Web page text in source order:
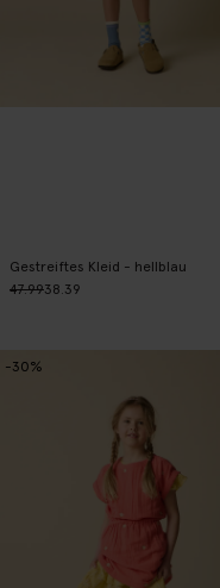
Gestreiftes Kleid - hellblau
47.9938.39
-30%